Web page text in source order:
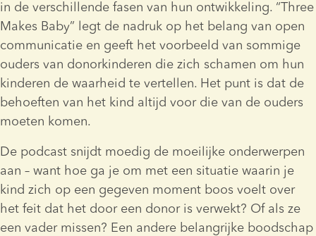
in de verschillende fasen van hun ontwikkeling. “Three
Makes Baby” legt de nadruk op het belang van open
communicatie en geeft het voorbeeld van sommige
ouders van donorkinderen die zich schamen om hun
kinderen de waarheid te vertellen. Het punt is dat de
behoeften van het kind altijd voor die van de ouders
moeten komen.
De podcast snijdt moedig de moeilijke onderwerpen
aan – want hoe ga je om met een situatie waarin je
kind zich op een gegeven moment boos voelt over
het feit dat het door een donor is verwekt? Of als ze
een vader missen? Een andere belangrijke boodschap